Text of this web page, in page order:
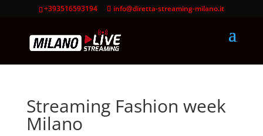
+393516593194 info@diretta-streaming-milano.it
Streaming Fashion week
Milano